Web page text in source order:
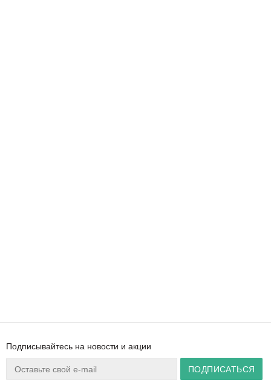
Подписывайтесь на новости и акции